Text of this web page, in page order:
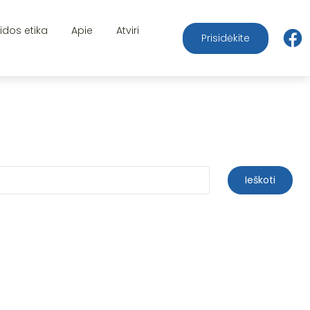
etika Apie Atviri
Prisidėkite
Ieškoti